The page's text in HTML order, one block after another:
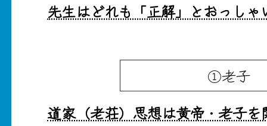
先生はどれも「正解」とおっしゃ
①老子
道家（老荘）思想は黄帝・老子